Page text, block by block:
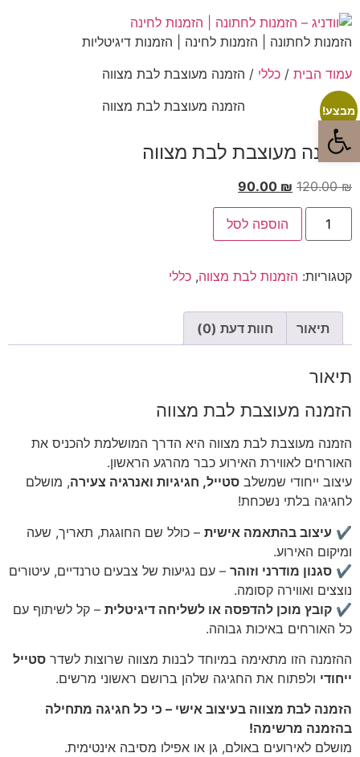
פתח סרגל נגישות
הזמנות לחתונה | הזמנות לחינה | הזמנות דיגיטליות
עמוד הבית / כללי / הזמנה מעוצבת לבת מצווה
מבצע!
הזמנה מעוצבת לבת מצווה
120.00₪
90.00 ₪
הוספה לסל
קטגוריות: הזמנות לבת מצווה, כללי
תיאור חוות דעת (0)
תיאור
הזמנה מעוצבת לבת מצווה
הזמנה מעוצבת לבת מצווה היא הדרך המושלמת להכניס את
האורחים לאווירת האירוע כבר מהרגע הראשון.
עיצוב ייחודי שמשלב סטייל, חגיגיות ואנרגיה צעירה, מושלם
לחגיגה בלתי נשכחת!
✔ עיצוב בהתאמה אישית – כולל שם החוגגת, תאריך, שעה
ומיקום האירוע.
✔ סגנון מודרני וזוהר – עם נגיעות של צבעים טרנדיים, עיטורים
נוצצים ואווירה קסומה.
✔ קובץ מוכן להדפסה או לשליחה דיגיטלית – קל לשיתוף עם
כל האורחים באיכות גבוהה.
ההזמנה הזו מתאימה במיוחד לבנות מצווה שרוצות לשדר סטייל
ייחודי ולפתוח את החגיגה שלהן ברושם ראשוני מרשים.
הזמנה לבת מצווה בעיצוב אישי – כי כל חגיגה מתחילה
בהזמנה מרשימה!
מושלם לאירועים באולם, גן או אפילו מסיבה אינטימית.